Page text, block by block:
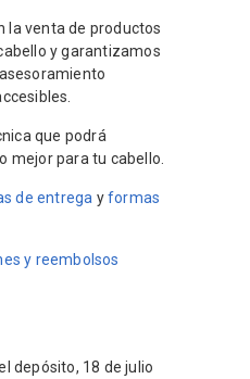
la venta de productos
y garantizamos
que podrá
mejor para tu cabello.
de entrega yformas
y reembolsos
depósito, 18 de julio